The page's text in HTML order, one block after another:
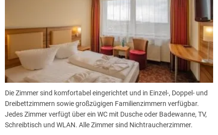
Die Zimmer sind komfortabel eingerichtet und in Einzel-, Doppel- und
Dreibettzimmern sowie großzügigen Familienzimmern verfügbar.
Jedes Zimmer verfügt über ein WC mit Dusche oder Badewanne, TV,
Schreibtisch und WLAN. Alle Zimmer sind Nichtraucherzimmer.